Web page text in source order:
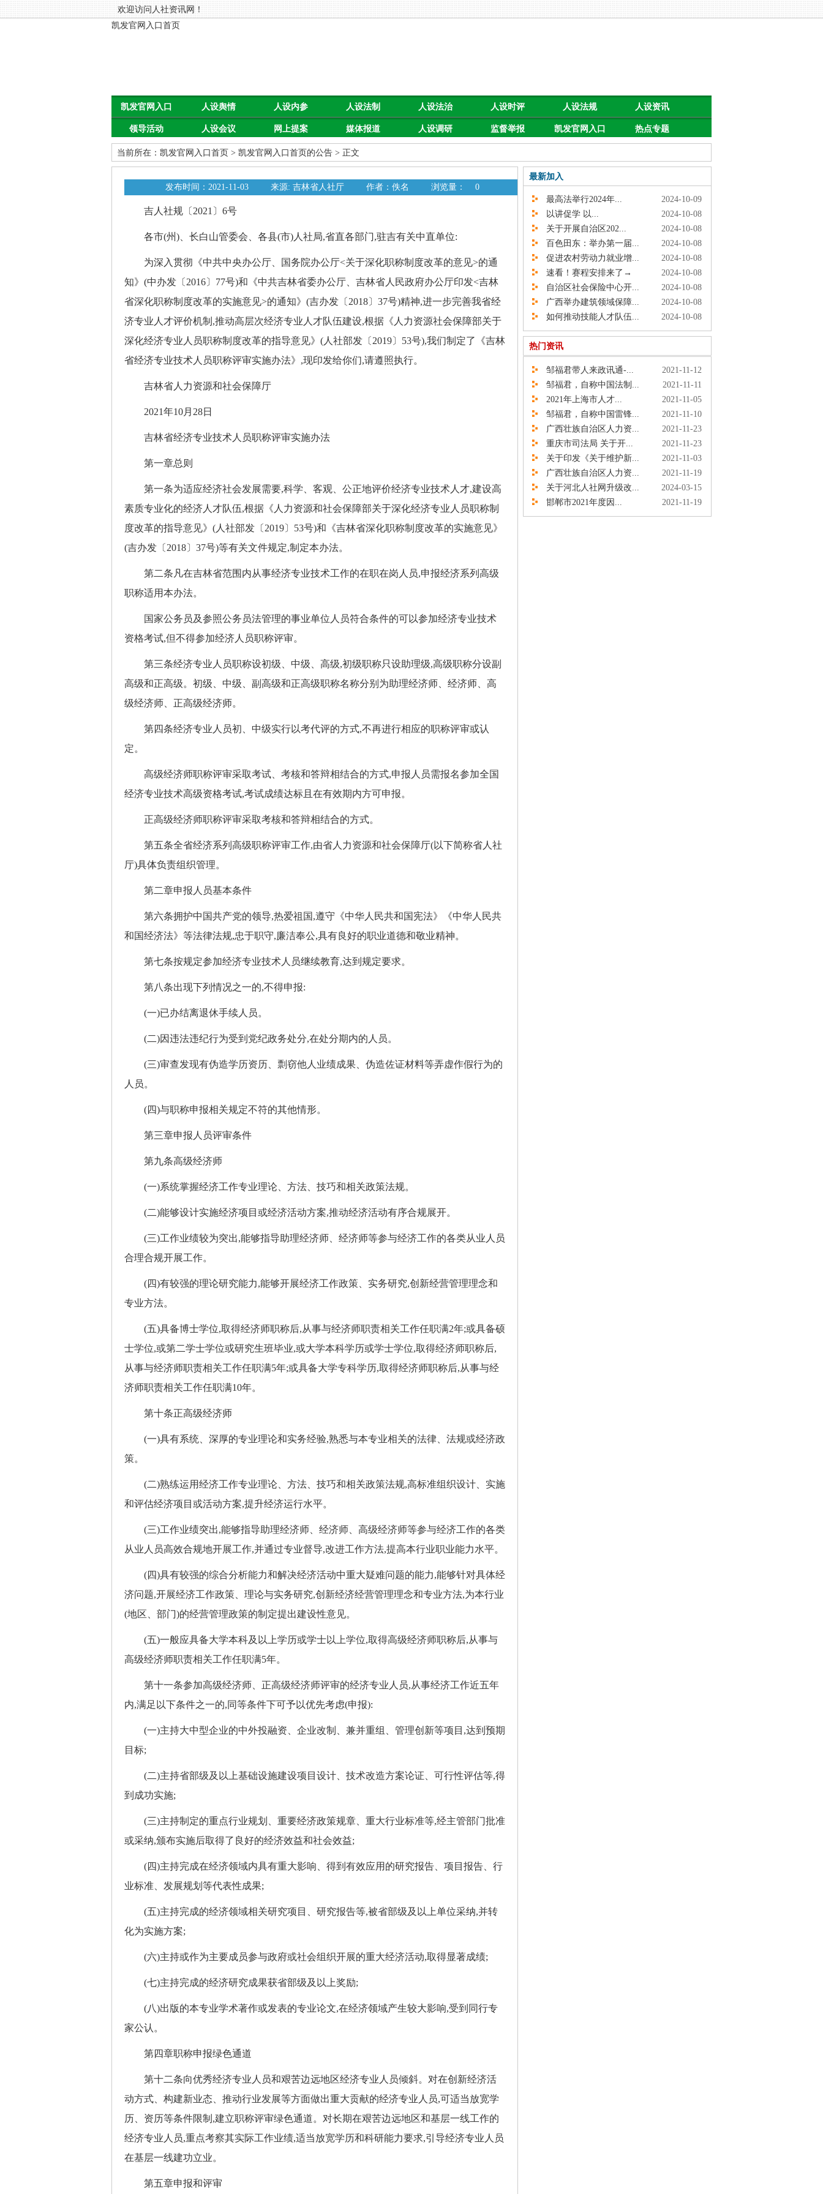
欢迎访问人社资讯网！
凯发官网入口首页
凯发官网入口
首页
人设舆情 人设内参 人设法制 人设法治 人设时评 人设法规 人设资讯
领导活动 人设会议 网上提案 媒体报道 人设调研 监督举报 凯发官网入口 热点专题
当前所在： 凯发官网入口首页 > 凯发官网入口首页的公告 > 正文
发布时间：2021-11-03 来源: 吉林省人社厅 作者：佚名 浏览量： 0
吉人社规〔2021〕6号
各市(州)、长白山管委会、各县(市)人社局,省直各部门,驻吉有关中直单位:
为深入贯彻《中共中央办公厅、国务院办公厅<关于深化职称制度改革的意见>的通
知》(中办发〔2016〕77号)和《中共吉林省委办公厅、吉林省人民政府办公厅印发<吉林
省深化职称制度改革的实施意见>的通知》(吉办发〔2018〕37号)精神,进一步完善我省经
济专业人才评价机制,推动高层次经济专业人才队伍建设,根据《人力资源社会保障部关于
深化经济专业人员职称制度改革的指导意见》(人社部发〔2019〕53号),我们制定了《吉林
省经济专业技术人员职称评审实施办法》,现印发给你们,请遵照执行。
吉林省人力资源和社会保障厅
2021年10月28日
吉林省经济专业技术人员职称评审实施办法
第一章总则
第一条为适应经济社会发展需要,科学、客观、公正地评价经济专业技术人才,建设高
素质专业化的经济人才队伍,根据《人力资源和社会保障部关于深化经济专业人员职称制
度改革的指导意见》(人社部发〔2019〕53号)和《吉林省深化职称制度改革的实施意见》
(吉办发〔2018〕37号)等有关文件规定,制定本办法。
第二条凡在吉林省范围内从事经济专业技术工作的在职在岗人员,申报经济系列高级
职称适用本办法。
国家公务员及参照公务员法管理的事业单位人员符合条件的可以参加经济专业技术
资格考试,但不得参加经济人员职称评审。
第三条经济专业人员职称设初级、中级、高级,初级职称只设助理级,高级职称分设副
高级和正高级。初级、中级、副高级和正高级职称名称分别为助理经济师、经济师、高
级经济师、正高级经济师。
第四条经济专业人员初、中级实行以考代评的方式,不再进行相应的职称评审或认
定。
高级经济师职称评审采取考试、考核和答辩相结合的方式,申报人员需报名参加全国
经济专业技术高级资格考试,考试成绩达标且在有效期内方可申报。
正高级经济师职称评审采取考核和答辩相结合的方式。
第五条全省经济系列高级职称评审工作,由省人力资源和社会保障厅(以下简称省人社
厅)具体负责组织管理。
第二章申报人员基本条件
第六条拥护中国共产党的领导,热爱祖国,遵守《中华人民共和国宪法》《中华人民共
和国经济法》等法律法规,忠于职守,廉洁奉公,具有良好的职业道德和敬业精神。
第七条按规定参加经济专业技术人员继续教育,达到规定要求。
第八条出现下列情况之一的,不得申报:
(一)已办结离退休手续人员。
(二)因违法违纪行为受到党纪政务处分,在处分期内的人员。
(三)审查发现有伪造学历资历、剽窃他人业绩成果、伪造佐证材料等弄虚作假行为的
人员。
(四)与职称申报相关规定不符的其他情形。
第三章申报人员评审条件
第九条高级经济师
(一)系统掌握经济工作专业理论、方法、技巧和相关政策法规。
(二)能够设计实施经济项目或经济活动方案,推动经济活动有序合规展开。
(三)工作业绩较为突出,能够指导助理经济师、经济师等参与经济工作的各类从业人员
合理合规开展工作。
(四)有较强的理论研究能力,能够开展经济工作政策、实务研究,创新经营管理理念和
专业方法。
(五)具备博士学位,取得经济师职称后,从事与经济师职责相关工作任职满2年;或具备硕
士学位,或第二学士学位或研究生班毕业,或大学本科学历或学士学位,取得经济师职称后,
从事与经济师职责相关工作任职满5年;或具备大学专科学历,取得经济师职称后,从事与经
济师职责相关工作任职满10年。
第十条正高级经济师
(一)具有系统、深厚的专业理论和实务经验,熟悉与本专业相关的法律、法规或经济政
策。
(二)熟练运用经济工作专业理论、方法、技巧和相关政策法规,高标准组织设计、实施
和评估经济项目或活动方案,提升经济运行水平。
(三)工作业绩突出,能够指导助理经济师、经济师、高级经济师等参与经济工作的各类
从业人员高效合规地开展工作,并通过专业督导,改进工作方法,提高本行业职业能力水平。
(四)具有较强的综合分析能力和解决经济活动中重大疑难问题的能力,能够针对具体经
济问题,开展经济工作政策、理论与实务研究,创新经济经营管理理念和专业方法,为本行业
(地区、部门)的经营管理政策的制定提出建设性意见。
(五)一般应具备大学本科及以上学历或学士以上学位,取得高级经济师职称后,从事与
高级经济师职责相关工作任职满5年。
第十一条参加高级经济师、正高级经济师评审的经济专业人员,从事经济工作近五年
内,满足以下条件之一的,同等条件下可予以优先考虑(申报):
(一)主持大中型企业的中外投融资、企业改制、兼并重组、管理创新等项目,达到预期
目标;
(二)主持省部级及以上基础设施建设项目设计、技术改造方案论证、可行性评估等,得
到成功实施;
(三)主持制定的重点行业规划、重要经济政策规章、重大行业标准等,经主管部门批准
或采纳,颁布实施后取得了良好的经济效益和社会效益;
(四)主持完成在经济领域内具有重大影响、得到有效应用的研究报告、项目报告、行
业标准、发展规划等代表性成果;
(五)主持完成的经济领域相关研究项目、研究报告等,被省部级及以上单位采纳,并转
化为实施方案;
(六)主持或作为主要成员参与政府或社会组织开展的重大经济活动,取得显著成绩;
(七)主持完成的经济研究成果获省部级及以上奖励;
(八)出版的本专业学术著作或发表的专业论文,在经济领域产生较大影响,受到同行专
家公认。
第四章职称申报绿色通道
第十二条向优秀经济专业人员和艰苦边远地区经济专业人员倾斜。对在创新经济活
动方式、构建新业态、推动行业发展等方面做出重大贡献的经济专业人员,可适当放宽学
历、资历等条件限制,建立职称评审绿色通道。对长期在艰苦边远地区和基层一线工作的
经济专业人员,重点考察其实际工作业绩,适当放宽学历和科研能力要求,引导经济专业人员
在基层一线建功立业。
第五章申报和评审
最新加入
最高法举行2024年...
2024-10-09
以讲促学 以...
2024-10-08
关于开展自治区202...
2024-10-08
百色田东：举办第一届...
2024-10-08
促进农村劳动力就业增...
2024-10-08
速看！赛程安排来了→
2024-10-08
自治区社会保险中心开...
2024-10-08
广西举办建筑领域保障...
2024-10-08
如何推动技能人才队伍...
2024-10-08
热门资讯
邹福君带人来政讯通-...
2021-11-12
邹福君，自称中国法制...
2021-11-11
2021年上海市人才...
2021-11-05
邹福君，自称中国雷锋...
2021-11-10
广西壮族自治区人力资...
2021-11-23
重庆市司法局 关于开...
2021-11-23
关于印发《关于维护新...
2021-11-03
广西壮族自治区人力资...
2021-11-19
关于河北人社网升级改...
2024-03-15
邯郸市2021年度因...
2021-11-19